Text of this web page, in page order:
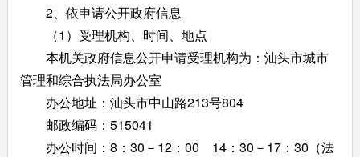
2、依申请公开政府信息
（1）受理机构、时间、地点
本机关政府信息公开申请受理机构为：汕头市城市
管理和综合执法局办公室
办公地址：汕头市中山路213号804
邮政编码：515041
办公时间：8：30－12：00 14：30－17：30（法